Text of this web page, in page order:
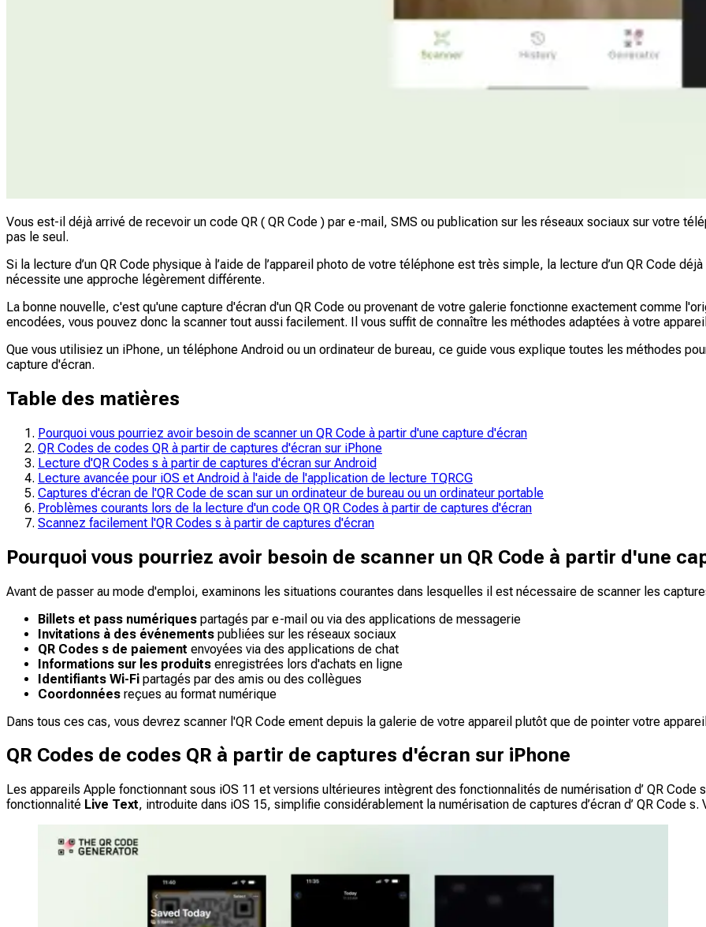
Vous est-il déjà arrivé de recevoir un code QR ( QR Code ) par e-mail, SMS ou publication sur les réseaux sociaux sur votre
pas le seul.
Si la lecture d’un QR Code physique à l’aide de l’appareil photo de votre téléphone est très simple, la lecture d’un QR Code
nécessite une approche légèrement différente.
La bonne nouvelle, c'est qu'une capture d'écran d'un QR Code ou provenant de votre galerie fonctionne exactement comme
encodées, vous pouvez donc la scanner tout aussi facilement. Il vous suffit de connaître les méthodes adaptées à votre
Que vous utilisiez un iPhone, un téléphone Android ou un ordinateur de bureau, ce guide vous explique toutes les méthodes
capture d'écran.
Table des matières
Pourquoi vous pourriez avoir besoin de scanner un QR Code à partir d'une capture d'écran
QR Codes de codes QR à partir de captures d'écran sur iPhone
Lecture d'QR Codes s à partir de captures d'écran sur Android
Lecture avancée pour iOS et Android à l'aide de l'application de lecture TQRCG
Captures d'écran de l'QR Code de scan sur un ordinateur de bureau ou un ordinateur portable
Problèmes courants lors de la lecture d'un code QR QR Codes à partir de captures d'écran
Scannez facilement l'QR Codes s à partir de captures d'écran
Pourquoi vous pourriez avoir besoin de scanner un QR Code à partir d'une
Avant de passer au mode d'emploi, examinons les situations courantes dans lesquelles il est nécessaire de scanner les
Billets et pass numériques partagés par e-mail ou via des applications de messagerie
Invitations à des événements publiées sur les réseaux sociaux
QR Codes s de paiement envoyées via des applications de chat
Informations sur les produits enregistrées lors d'achats en ligne
Identifiants Wi-Fi partagés par des amis ou des collègues
Coordonnées reçues au format numérique
Dans tous ces cas, vous devrez scanner l'QR Code ement depuis la galerie de votre appareil plutôt que de pointer votre
QR Codes de codes QR à partir de captures d'écran sur iPhone
Les appareils Apple fonctionnant sous iOS 11 et versions ultérieures intègrent des fonctionnalités de numérisation d’ QR Code
fonctionnalité Live Text, introduite dans iOS 15, simplifie considérablement la numérisation de captures d’écran d’ QR Code s.